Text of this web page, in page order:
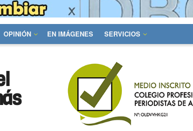
OPINIÓN EN IMÁGENES SERVICIOS